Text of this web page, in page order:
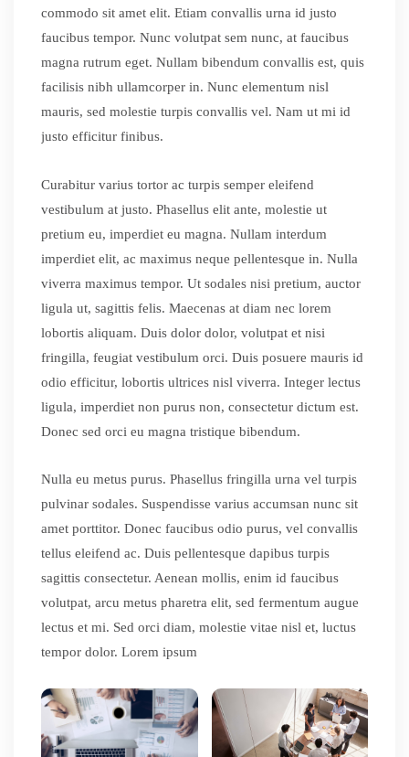
commodo sit amet elit. Etiam convallis urna id justo
faucibus tempor. Nunc volutpat sem nunc, at faucibus
magna rutrum eget. Nullam bibendum convallis est, quis
facilisis nibh ullamcorper in. Nunc elementum nisl
mauris, sed molestie turpis convallis vel. Nam ut mi id
justo efficitur finibus.
Curabitur varius tortor ac turpis semper eleifend
vestibulum at justo. Phasellus elit ante, molestie ut
pretium eu, imperdiet eu magna. Nullam interdum
imperdiet elit, ac maximus neque pellentesque in. Nulla
viverra maximus tempor. Ut sodales nisi pretium, auctor
ligula ut, sagittis felis. Maecenas at diam nec lorem
lobortis aliquam. Duis dolor dolor, volutpat et nisi
fringilla, feugiat vestibulum orci. Duis posuere mauris id
odio efficitur, lobortis ultrices nisl viverra. Integer lectus
ligula, imperdiet non purus non, consectetur dictum est.
Donec sed orci eu magna tristique bibendum.
Nulla eu metus purus. Phasellus fringilla urna vel turpis
pulvinar sodales. Suspendisse varius accumsan nunc sit
amet porttitor. Donec faucibus odio purus, vel convallis
tellus eleifend ac. Duis pellentesque dapibus turpis
sagittis consectetur. Aenean mollis, enim id faucibus
volutpat, arcu metus pharetra elit, sed fermentum augue
lectus et mi. Sed orci diam, molestie vitae nisl et, luctus
tempor dolor. Lorem ipsum